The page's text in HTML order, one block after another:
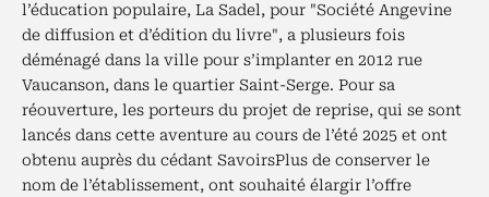
l’éducation populaire, La Sadel, pour "Société Angevine
de diffusion et d’édition du livre", a plusieurs fois
déménagé dans la ville pour s’implanter en 2012 rue
Vaucanson, dans le quartier Saint-Serge. Pour sa
réouverture, les porteurs du projet de reprise, qui se sont
lancés dans cette aventure au cours de l’été 2025 et ont
obtenu auprès du cédant SavoirsPlus de conserver le
nom de l’établissement, ont souhaité élargir l’offre